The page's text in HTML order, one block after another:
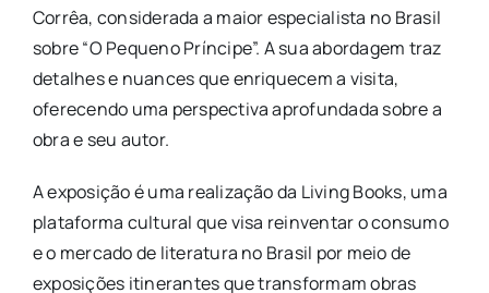
Corrêa, considerada a maior especialista no Brasil
sobre “O Pequeno Príncipe”. A sua abordagem traz
detalhes e nuances que enriquecem a visita,
oferecendo uma perspectiva aprofundada sobre a
obra e seu autor.
A exposição é uma realização da Living Books, uma
plataforma cultural que visa reinventar o consumo
e o mercado de literatura no Brasil por meio de
exposições itinerantes que transformam obras